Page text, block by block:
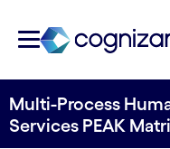
Multi-Process
Services PEAK